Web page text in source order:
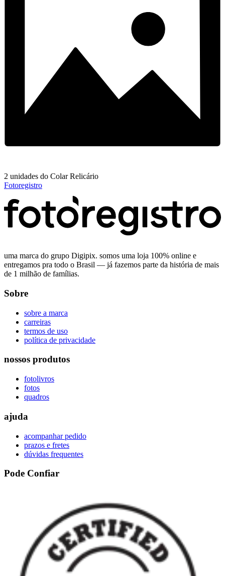
2 unidades do Colar Relicário
Fotoregistro
uma marca do grupo Digipix. somos uma loja 100% online e
entregamos pra todo o Brasil — já fazemos parte da história de mais
de 1 milhão de famílias.
Sobre
sobre a marca
carreiras
termos de uso
política de privacidade
nossos produtos
fotolivros
fotos
quadros
ajuda
acompanhar pedido
prazos e fretes
dúvidas frequentes
Pode Confiar